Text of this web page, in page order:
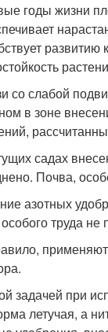
годы жизни
со слабой
в зоне
садах
Почва,
азотных
труда не
задачей при
летучая, а